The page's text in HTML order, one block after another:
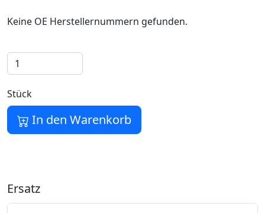
Keine OE Herstellernummern gefunden.
Stück
In den Warenkorb
Ersatz